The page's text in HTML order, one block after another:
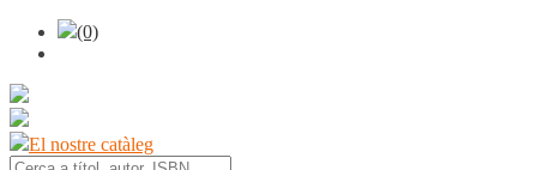
(0)
El nostre catàleg